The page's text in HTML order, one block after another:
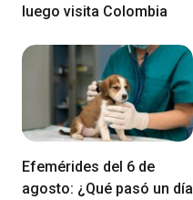
luego visita Colombia
Efemérides del 6 de
agosto: ¿Qué pasó un día